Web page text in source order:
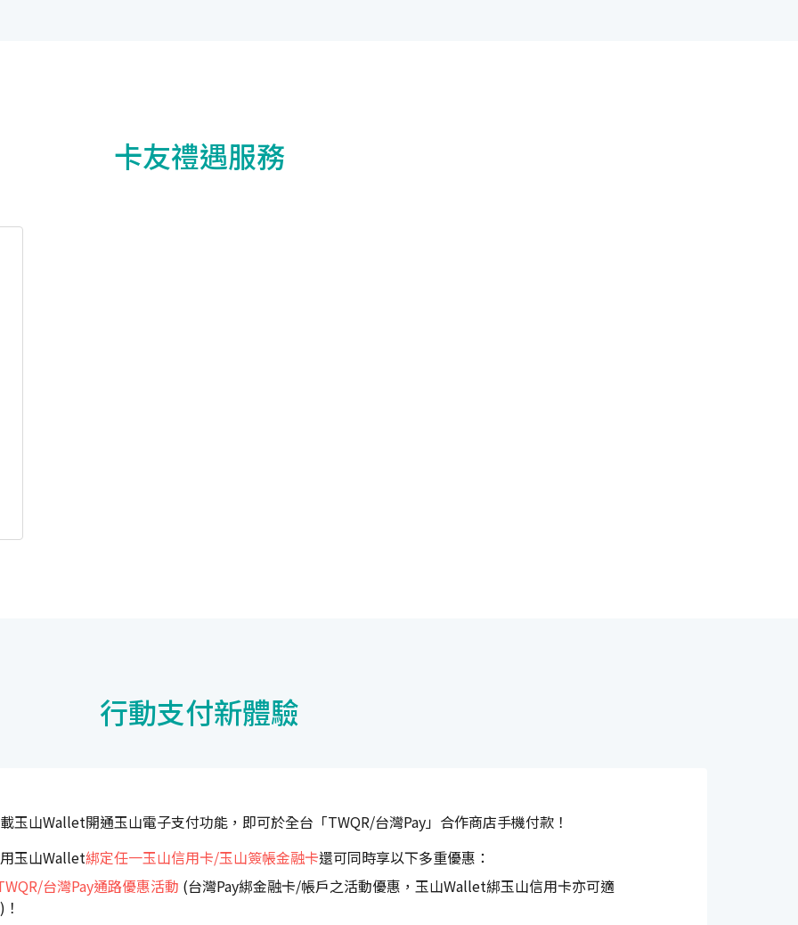
卡友禮遇服務
行動支付新體驗
玉山Wallet開通玉山電子支付功能，即可於全台「TWQR/台灣Pay」合作商店手機付款！
玉山Wallet綁定任一玉山信用卡/玉山簽帳金融卡還可同時享以下多重優惠：
台灣Pay通路優惠活動 (台灣Pay綁金融卡/帳戶之活動優惠，玉山Wallet綁玉山信用卡亦可適